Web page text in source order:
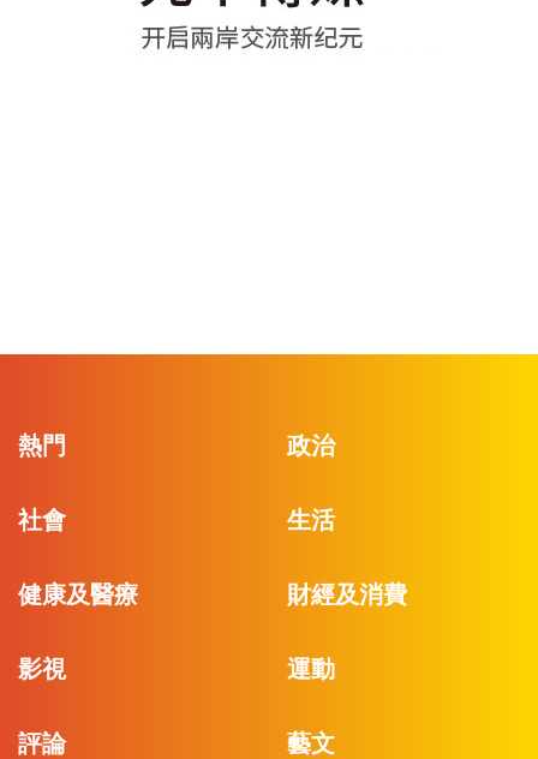
熱門 政治
社會 生活
健康及醫療 財經及消費
影視 運動
評論 藝文